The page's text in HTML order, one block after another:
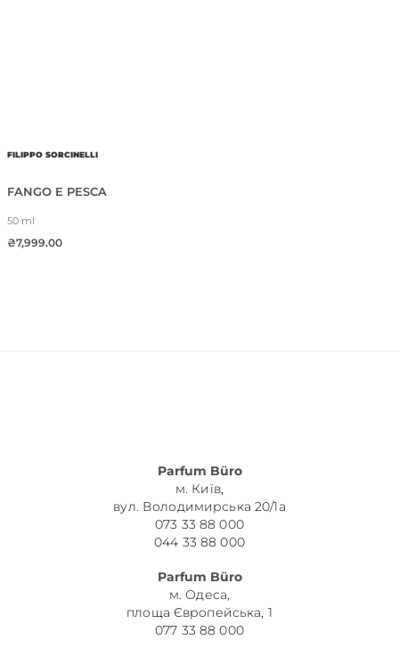
FILIPPO SORCINELLI
FANGO E PESCA
50 ml
₴7,999.00
Parfum Büro
м. Київ,
вул. Володимирська 20/1а
073 33 88 000
044 33 88 000
Parfum Büro
м. Одеса,
площа Європейська, 1
077 33 88 000